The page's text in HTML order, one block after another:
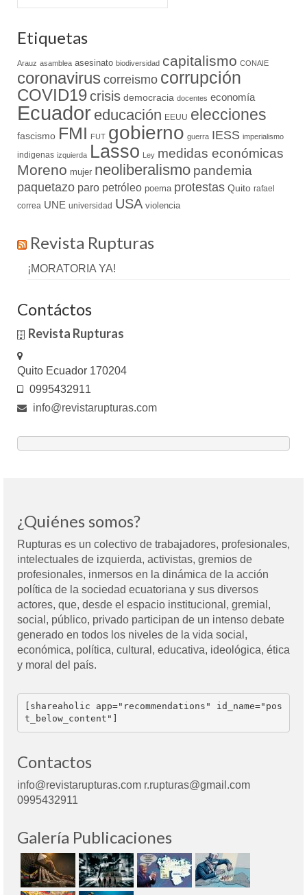
Etiquetas
Arauz asamblea asesinato biodiversidad capitalismo CONAIE
coronavirus correismo corrupción
COVID19crisis democracia docentes economía
Ecuador educación EEUU elecciones
fascismo FMI FUT gobierno guerra IESS imperialismo
indigenas izquierda Lasso Ley medidas económicas
Moreno mujer neoliberalismo pandemia
paquetazo paro petróleo poema protestas Quito rafael
correa UNE universidad USA violencia
Revista Rupturas
¡MORATORIA YA!
Contáctos
Revista Rupturas
Quito Ecuador 170204
0995432911
info@revistarupturas.com
¿Quiénes somos?
Rupturas es un colectivo de trabajadores, profesionales,
intelectuales de izquierda, activistas, gremios de
profesionales, inmersos en la dinámica de la acción
política de la sociedad ecuatoriana y sus diversos
actores, que, desde el espacio institucional, gremial,
social, público, privado participan de un intenso debate
generado en todos los niveles de la vida social,
económica, política, cultural, educativa, ideológica, ética
y moral del país.
[shareaholic app="recommendations" id_name="pos
t_below_content"]
Contactos
info@revistarupturas.com r.rupturas@gmail.com
0995432911
Galería Publicaciones